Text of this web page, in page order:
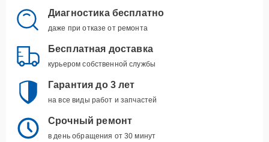
Диагностика бесплатно
даже при отказе от ремонта
Бесплатная доставка
курьером собственной службы
Гарантия до 3 лет
на все виды работ и запчастей
Срочный ремонт
в день обращения от 30 минут